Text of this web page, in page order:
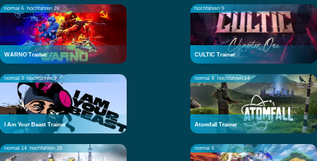
normal 6 hochfahren 26
WARNO Trainer
hochfahren 9
CULTIC Trainer
normal 3 hochfahren 9
I Am Your Beast Trainer
normal 8 hochfahren 14
Atomfall Trainer
normal 14 hochfahren 28 normal 6